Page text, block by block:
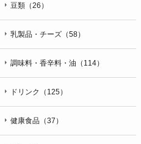
豆類（26）
乳製品・チーズ（58）
調味料・香辛料・油（114）
ドリンク（125）
健康食品（37）